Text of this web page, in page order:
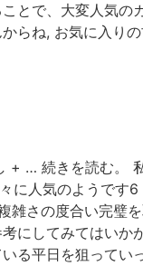
とで、大変人気の
らね, お気に入り
+ … 続きを読む。
に人気のようです6
雑さの度合い完璧
にしてみてはいか
る平日を狙ってい